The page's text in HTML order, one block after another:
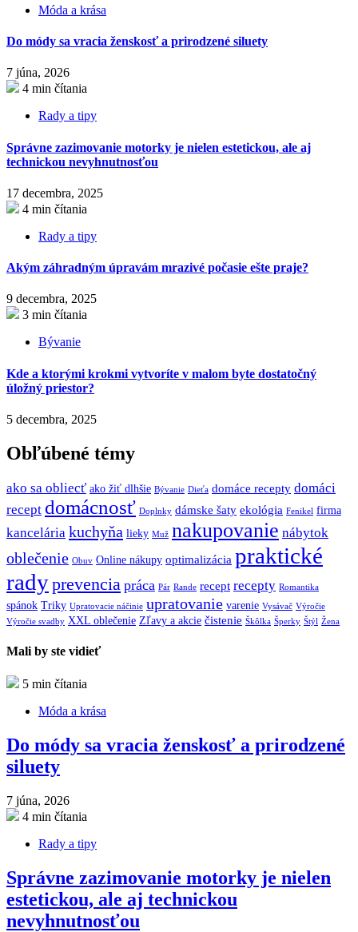
Móda a krása
Do módy sa vracia ženskosť a prirodzené siluety
7 júna, 2026
4 min čítania
Rady a tipy
Správne zazimovanie motorky je nielen estetickou, ale aj
technickou nevyhnutnosťou
17 decembra, 2025
4 min čítania
Rady a tipy
Akým záhradným úpravám mrazivé počasie ešte praje?
9 decembra, 2025
3 min čítania
Bývanie
Kde a ktorými krokmi vytvoríte v malom byte dostatočný
úložný priestor?
5 decembra, 2025
Obľúbené témy
ako sa obliecť ako žiť dlhšie Bývanie Dieťa domáce recepty domáci
recept domácnosť Doplnky dámske šaty ekológia Fenikel firma
kancelária kuchyňa lieky Muž nakupovanie nábytok
oblečenie Obuv Online nákupy optimalizácia praktické
radyprevencia práca Pár Rande recept recepty Romantika
spánok Triky Upratovacie náčinie upratovanie varenie Vysávač Výročie
Výročie svadby XXL oblečenie Zľavy a akcie čistenie Škôlka Šperky Štýl Žena
Mali by ste vidieť
5 min čítania
Móda a krása
Do módy sa vracia ženskosť a prirodzené
siluety
7 júna, 2026
4 min čítania
Rady a tipy
Správne zazimovanie motorky je nielen
estetickou, ale aj technickou
nevyhnutnosťou